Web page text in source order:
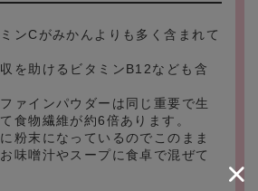
ンCがみかんよりも多く含まれて
を助けるビタミンB12なども含
ァインパウダーは同じ重要で生
食物繊維が約6倍あります。
粉末になっているのでこのまま
味噌汁やスープに食卓で混ぜて